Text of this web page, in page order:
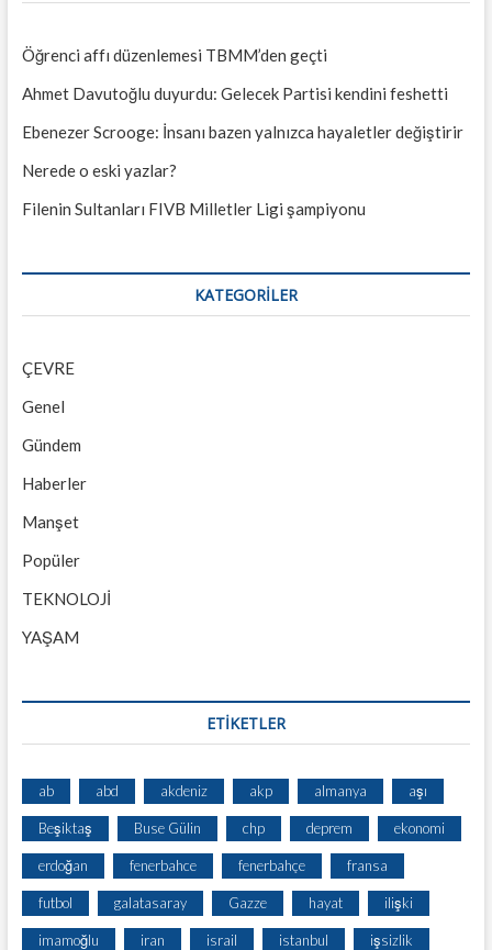
Öğrenci affı düzenlemesi TBMM’den geçti
Ahmet Davutoğlu duyurdu: Gelecek Partisi kendini feshetti
Ebenezer Scrooge: İnsanı bazen yalnızca hayaletler değiştirir
Nerede o eski yazlar?
Filenin Sultanları FIVB Milletler Ligi şampiyonu
KATEGORILER
ÇEVRE
Genel
Gündem
Haberler
Manşet
Popüler
TEKNOLOJİ
YAŞAM
ETİKETLER
ab abd akdeniz akp almanya aşı
Beşiktaş Buse Gülin chp deprem ekonomi
erdoğan fenerbahce fenerbahçe fransa
futbol galatasaray Gazze hayat ilişki
imamoğlu iran israil istanbul işsizlik